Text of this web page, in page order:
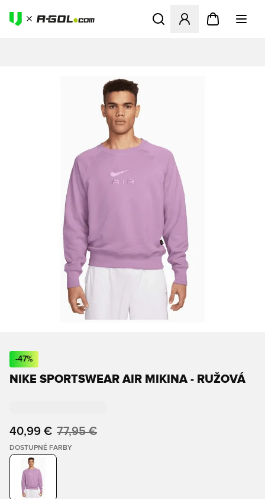
Otvorí modál na
-47%
NIKE SPORTSWEAR AIR MIKINA - RUŽOVÁ
40,99 € 77,95 €
DOSTUPNÉ FARBY